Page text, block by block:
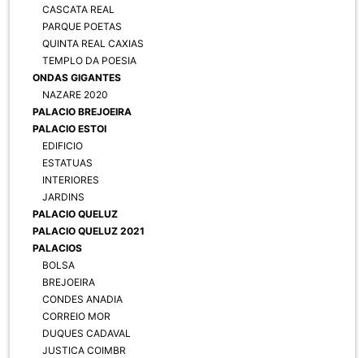
CASCATA REAL
PARQUE POETAS
QUINTA REAL CAXIAS
TEMPLO DA POESIA
ONDAS GIGANTES
NAZARE 2020
PALACIO BREJOEIRA
PALACIO ESTOI
EDIFICIO
ESTATUAS
INTERIORES
JARDINS
PALACIO QUELUZ
PALACIO QUELUZ 2021
PALACIOS
BOLSA
BREJOEIRA
CONDES ANADIA
CORREIO MOR
DUQUES CADAVAL
JUSTICA COIMBR